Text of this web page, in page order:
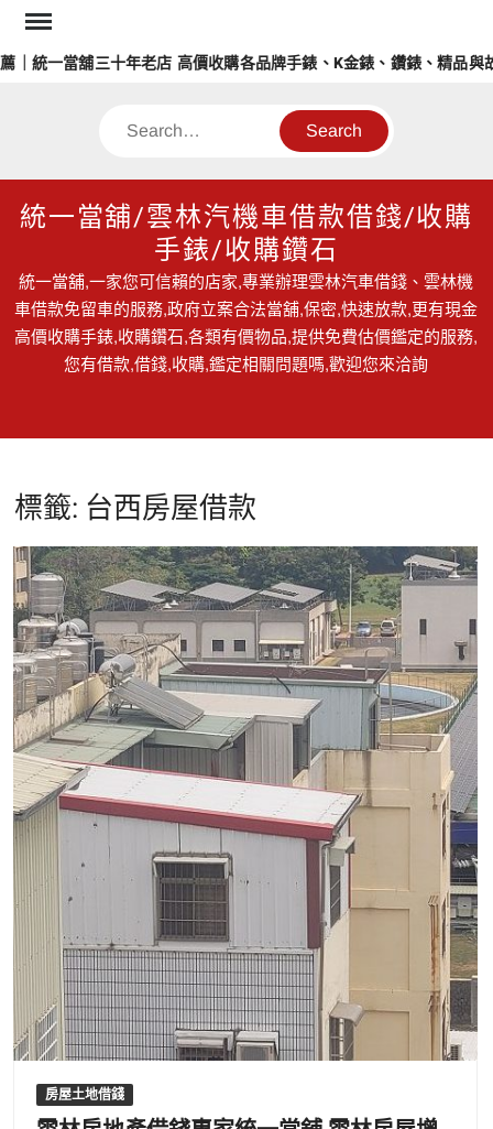
Skip
content統一當舖三十年老店 高價收購各品牌手錶、K金錶、鑽錶、精品與
Search
統一當舖/雲林汽機車借款借錢/收購
手錶/收購鑽石
統一當舖,一家您可信賴的店家,專業辦理雲林汽車借錢、雲林機
車借款免留車的服務,政府立案合法當舖,保密,快速放款,更有現金
高價收購手錶,收購鑽石,各類有價物品,提供免費估價鑑定的服務,
您有借款,借錢,收購,鑑定相關問題嗎,歡迎您來洽詢
標籤: 台西房屋借款
房屋土地借錢